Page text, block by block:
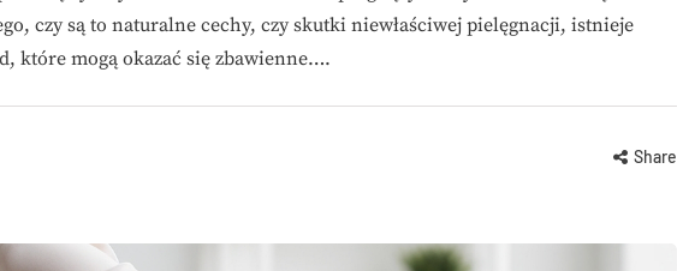
czy są to naturalne cechy, czy skutki niewłaściwej pielęgnacji, istnieje
które mogą okazać się zbawienne….
Share